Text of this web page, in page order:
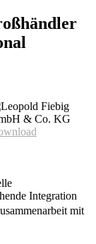
Integration
mit